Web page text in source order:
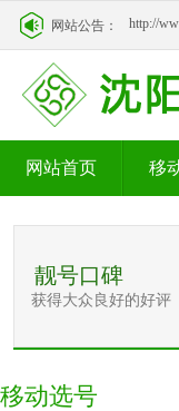
网站公告：
http://
网站首页 移
靓号口碑
获得大众良好的好评
移动选号